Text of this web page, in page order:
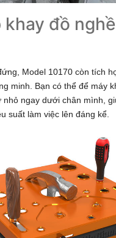
khay đồ
Model 10170 còn tích
minh. Bạn có thể để máy
nhỏ ngay dưới chân mình,
suất làm việc lên đáng kể.